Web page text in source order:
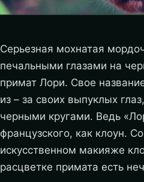
Серьезная мохнатая
печальными глазами на
примат Лори. Свое
из – за своих выпуклых
черными кругами. Ведь
французского, как клоун.
искусственном макияже
расцветке примата есть